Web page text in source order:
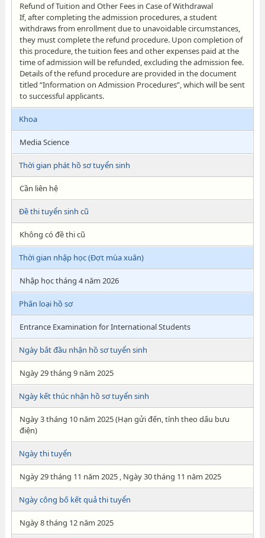
Refund of Tuition and Other Fees in Case of Withdrawal
If, after completing the admission procedures, a student
withdraws from enrollment due to unavoidable circumstances,
they must complete the refund procedure. Upon completion of
this procedure, the tuition fees and other expenses paid at the
time of admission will be refunded, excluding the admission fee.
Details of the refund procedure are provided in the document
titled “Information on Admission Procedures”, which will be sent
to successful applicants.
Khoa
Media Science
Thời gian phát hồ sơ tuyển sinh
Cần liên hệ
Đề thi tuyển sinh cũ
Không có đề thi cũ
Thời gian nhập học (Đợt mùa xuân)
Nhập học tháng 4 năm 2026
Phân loại hồ sơ
Entrance Examination for International Students
Ngày bắt đầu nhận hồ sơ tuyển sinh
Ngày 29 tháng 9 năm 2025
Ngày kết thúc nhận hồ sơ tuyển sinh
Ngày 3 tháng 10 năm 2025 (Hạn gửi đến, tính theo dấu bưu
điện)
Ngày thi tuyển
Ngày 29 tháng 11 năm 2025 , Ngày 30 tháng 11 năm 2025
Ngày công bố kết quả thi tuyển
Ngày 8 tháng 12 năm 2025